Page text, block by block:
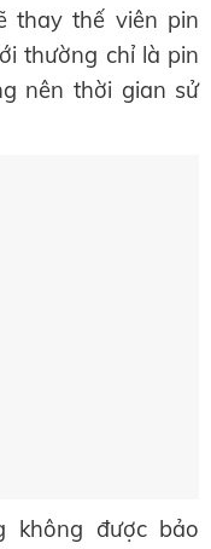
thay thế viên pin
thường chỉ là pin
nên thời gian sử
không được bảo